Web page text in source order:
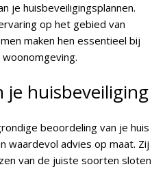
je huisbeveiligingsplannen.
op het gebied van
maken hen essentieel bij
je huisbeveiliging
beoordeling van je huis
waardevol advies op maat. Zij
van de juiste soorten sloten